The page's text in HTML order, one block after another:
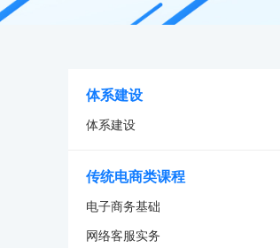
体系建设
体系建设
传统电商类课程
电子商务基础
网络客服实务